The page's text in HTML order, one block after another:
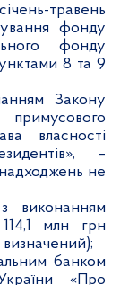
травень
фонду
фонду
8 та 9
Закону
власності
–
не
виконанням
114,1 млн грн
банком
«Про